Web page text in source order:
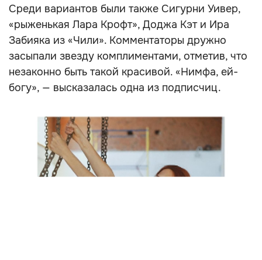
Среди вариантов были также Сигурни Уивер,
«рыженькая Лара Крофт», Доджа Кэт и Ира
Забияка из «Чили». Комментаторы дружно
засыпали звезду комплиментами, отметив, что
незаконно быть такой красивой. «Нимфа, ей-
богу», — высказалась одна из подписчиц.